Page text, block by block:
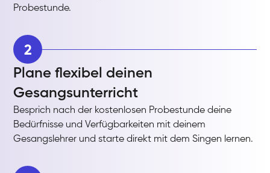
Probestunde.
2
Plane flexibel deinen
Gesangsunterricht
Besprich nach der kostenlosen Probestunde deine
Bedürfnisse und Verfügbarkeiten mit deinem
Gesangslehrer und starte direkt mit dem Singen lernen.